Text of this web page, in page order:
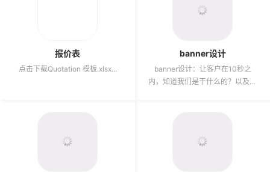
报价表
点击下载Quotation 模板.xlsx...
banner设计
banner设计：让客户在10秒之
内，知道我们是干什么的？以及优